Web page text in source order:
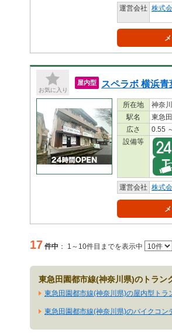
運営会社 株式
お気に入り
屋内型 スペラボ 横浜青
所在地
神奈
駅名
東急
広さ
0.55
設備等
運営会社 株式
17 件中 ： 1～10件目までを表示中
東急田園都市線(神奈川県)のトラン
東急田園都市線(神奈川県)の屋内型トラ
東急田園都市線(神奈川県)のバイクコン